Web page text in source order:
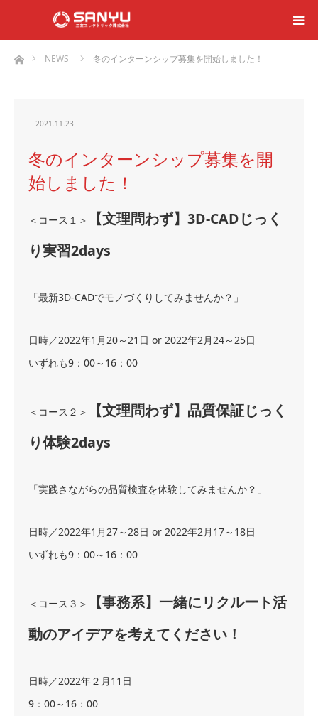
ホームNEWS 冬のインターンシップ募集を開始しました！
2021.11.23
冬のインターンシップ募集を開
始しました！
＜コース１＞
【文理問わず】3D-CADじっく
り実習2days
「最新3D-CADでモノづくりしてみませんか？ 」
日時／2022年1月20～21日 or 2022年2月24～25日
いずれも9：00～16：00
＜コース２＞
【文理問わず】品質保証じっく
り体験2days
「実践さながらの品質検査を体験してみませんか？」
日時／2022年1月27～28日 or 2022年2月17～18日
いずれも9：00～16：00
＜コース３＞
【事務系】一緒にリクルート活
動のアイデアを考えてください！
日時／2022年２月11日
9：00～16：00